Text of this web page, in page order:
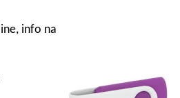
info na